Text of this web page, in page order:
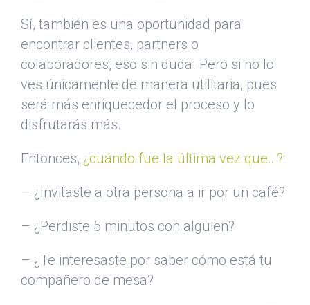
Sí, también es una oportunidad para
encontrar clientes, partners o
colaboradores, eso sin duda. Pero si no lo
ves únicamente de manera utilitaria, pues
será más enriquecedor el proceso y lo
disfrutarás más.
Entonces, ¿cuándo fue la última vez que…?:
– ¿Invitaste a otra persona a ir por un café?
– ¿Perdiste 5 minutos con alguien?
– ¿Te interesaste por saber cómo está tu
compañero de mesa?